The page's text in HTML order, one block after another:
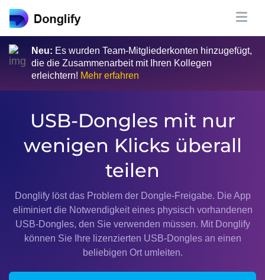
Neu: Es wurden Team-Mitgliederkonten hinzugefügt,
die die Zusammenarbeit mit Ihren Kollegen
erleichtern! Mehr erfahren
USB-Dongles mit nur
wenigen Klicks überall
teilen
Donglify löst das Problem der Dongle-Freigabe. Die App
eliminiert die Notwendigkeit eines physisch vorhandenen
USB-Dongles, den Sie verwenden müssen. Mit Donglify
können Sie Ihre lizenzierten USB-Dongles an einen
beliebigen Ort umleiten.